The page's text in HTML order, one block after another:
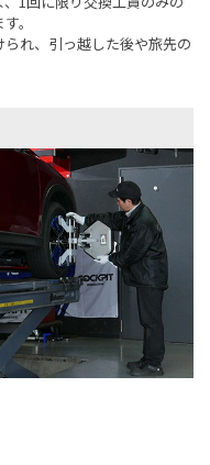
。
れ、引っ越した後や旅先の